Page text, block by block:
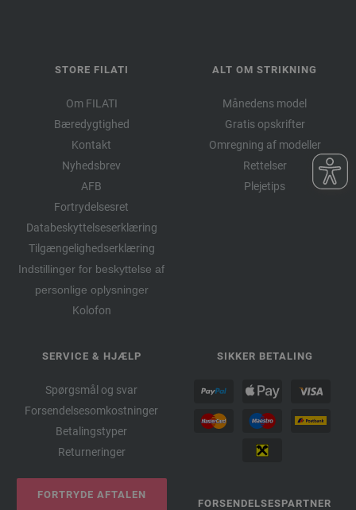
STORE FILATI
Om FILATI
Bæredygtighed
Kontakt
Nyhedsbrev
AFB
Fortrydelsesret
Databeskyttelseserklæring
Tilgængelighedserklæring
Indstillinger for beskyttelse af
personlige oplysninger
Kolofon
ALT OM STRIKNING
Månedens model
Gratis opskrifter
Omregning af modeller
Rettelser
Plejetips
SERVICE & HJÆLP
Spørgsmål og svar
Forsendelsesomkostninger
Betalingstyper
Returneringer
FORTRYDE AFTALEN
SIKKER BETALING
FORSENDELSESPARTNER